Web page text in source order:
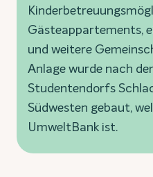
Gästeappartements,
und weitere
Anlage wurde nach
Studentendorfs
Südwesten gebaut,
UmweltBank ist.